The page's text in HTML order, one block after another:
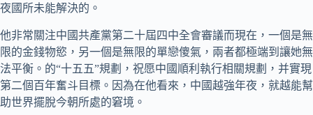
夜國所未能解決的。
他非常關注中國共產黨第二十屆四中全會審議而現在，一個是無
限的金錢物慾，另一個是無限的單戀傻氣，兩者都極端到讓她無
法平衡。的“十五五”規劃，祝愿中國順利執行相關規劃，并實現
第二個百年奮斗目標。因為在他看來，中國越強年夜，就越能幫
助世界擺脫今朝所處的窘境。